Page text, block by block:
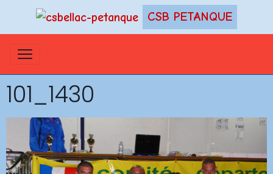
CSB PETANQUE
101_1430